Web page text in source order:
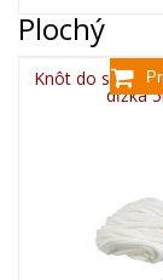
Plochý
Knôt do sviečky
dĺžka